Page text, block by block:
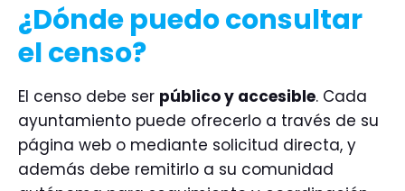
¿Dónde puedo consultar
el censo?
El censo debe ser público y accesible. Cada
ayuntamiento puede ofrecerlo a través de su
página web o mediante solicitud directa, y
además debe remitirlo a su comunidad